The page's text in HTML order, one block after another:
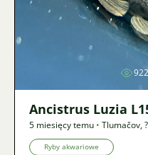
922
Ancistrus Luzia
5 miesięcy temu • Tlumačov,
Ryby akwariowe